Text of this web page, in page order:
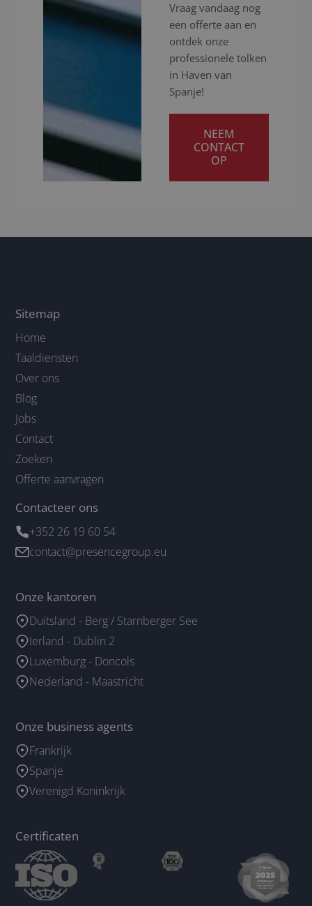
Vraag vandaag nog
een offerte aan en
ontdek onze
professionele tolken
in Haven van
Spanje!
NEEM
CONTACT
OP
Sitemap
Home
Taaldiensten
Over ons
Blog
Jobs
Contact
Zoeken
Offerte aanvragen
Contacteer ons
+352 26 19 60 54
contact@presencegroup.eu
Onze kantoren
Duitsland - Berg / Starnberger See
Ierland - Dublin 2
Luxemburg - Doncols
Nederland - Maastricht
Onze business agents
Frankrijk
Spanje
Verenigd Koninkrijk
Certificaten